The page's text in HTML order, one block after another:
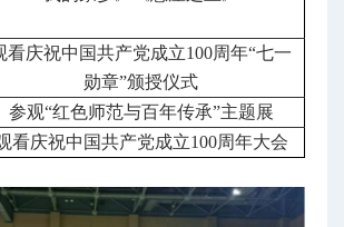
看庆祝中国共产党成立100周年“七一
勋章”颁授仪式
参观“红色师范与百年传承”主题展
看庆祝中国共产党成立100周年大会